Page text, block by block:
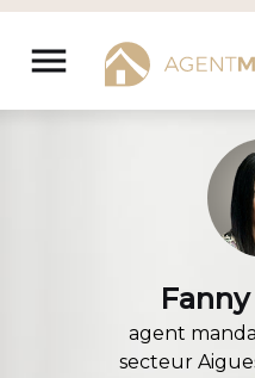
Aller
contenu
menu
agent
secteur